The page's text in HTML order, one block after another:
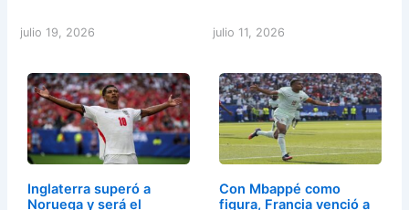
julio 19, 2026 julio 11, 2026
Inglaterra superó a
Noruega y será el
Con Mbappé como
figura, Francia venció a